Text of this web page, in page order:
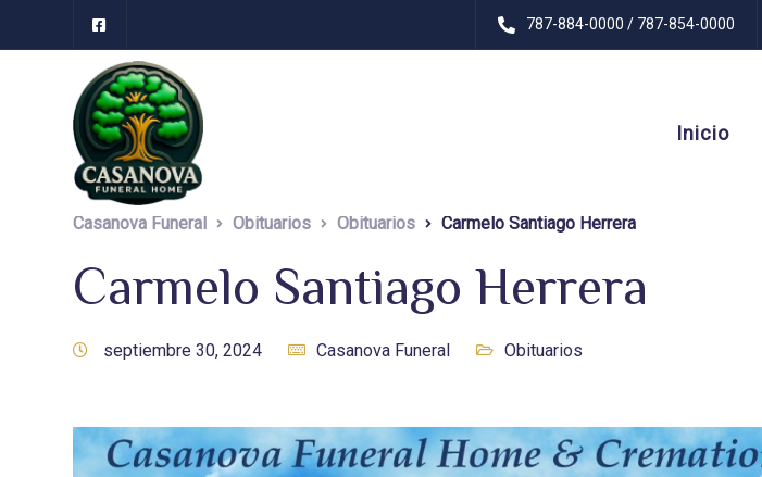
787-884-0000 / 787-854-0000
Inicio
Casanova Funeral Obituarios Obituarios Carmelo Santiago Herrera
Carmelo Santiago Herrera
septiembre 30, 2024 Casanova Funeral Obituarios